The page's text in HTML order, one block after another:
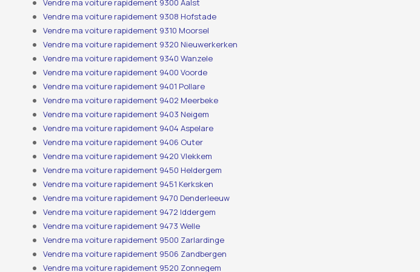
Vendre ma voiture rapidement 9300 Aalst
Vendre ma voiture rapidement 9308 Hofstade
Vendre ma voiture rapidement 9310 Moorsel
Vendre ma voiture rapidement 9320 Nieuwerkerken
Vendre ma voiture rapidement 9340 Wanzele
Vendre ma voiture rapidement 9400 Voorde
Vendre ma voiture rapidement 9401 Pollare
Vendre ma voiture rapidement 9402 Meerbeke
Vendre ma voiture rapidement 9403 Neigem
Vendre ma voiture rapidement 9404 Aspelare
Vendre ma voiture rapidement 9406 Outer
Vendre ma voiture rapidement 9420 Vlekkem
Vendre ma voiture rapidement 9450 Heldergem
Vendre ma voiture rapidement 9451 Kerksken
Vendre ma voiture rapidement 9470 Denderleeuw
Vendre ma voiture rapidement 9472 Iddergem
Vendre ma voiture rapidement 9473 Welle
Vendre ma voiture rapidement 9500 Zarlardinge
Vendre ma voiture rapidement 9506 Zandbergen
Vendre ma voiture rapidement 9520 Zonnegem